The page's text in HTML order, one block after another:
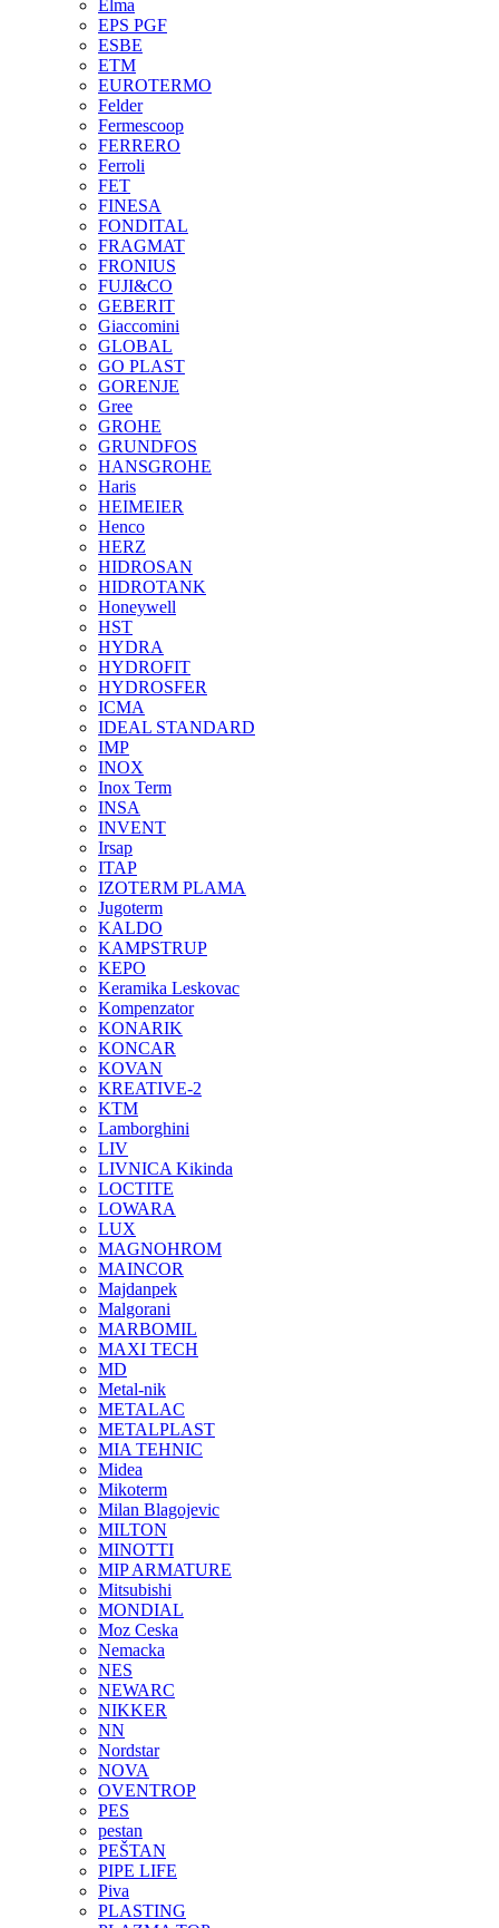
Elma
EPS PGF
ESBE
ETM
EUROTERMO
Felder
Fermescoop
FERRERO
Ferroli
FET
FINESA
FONDITAL
FRAGMAT
FRONIUS
FUJI&CO
GEBERIT
Giaccomini
GLOBAL
GO PLAST
GORENJE
Gree
GROHE
GRUNDFOS
HANSGROHE
Haris
HEIMEIER
Henco
HERZ
HIDROSAN
HIDROTANK
Honeywell
HST
HYDRA
HYDROFIT
HYDROSFER
ICMA
IDEAL STANDARD
IMP
INOX
Inox Term
INSA
INVENT
Irsap
ITAP
IZOTERM PLAMA
Jugoterm
KALDO
KAMPSTRUP
KEPO
Keramika Leskovac
Kompenzator
KONARIK
KONCAR
KOVAN
KREATIVE-2
KTM
Lamborghini
LIV
LIVNICA Kikinda
LOCTITE
LOWARA
LUX
MAGNOHROM
MAINCOR
Majdanpek
Malgorani
MARBOMIL
MAXI TECH
MD
Metal-nik
METALAC
METALPLAST
MIA TEHNIC
Midea
Mikoterm
Milan Blagojevic
MILTON
MINOTTI
MIP ARMATURE
Mitsubishi
MONDIAL
Moz Ceska
Nemacka
NES
NEWARC
NIKKER
NN
Nordstar
NOVA
OVENTROP
PES
pestan
PEŠTAN
PIPE LIFE
Piva
PLASTING